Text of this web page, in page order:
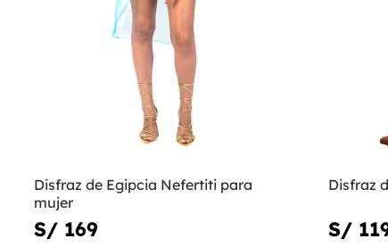
Disfraz de Egipcia Nefertiti para
mujer
S/ 169
Disfraz
S/